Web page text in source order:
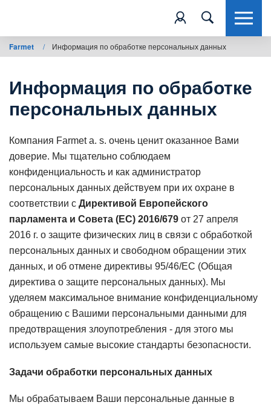
Farmet / Информация по обработке персональных данных
Информация по обработке
персональных данных
Компания Farmet a. s. очень ценит оказанное Вами
доверие. Мы тщательно соблюдаем
конфиденциальность и как администратор
персональных данных действуем при их охране в
соответствии с Директивой Европейского
парламента и Совета (ЕС) 2016/679 от 27 апреля
2016 г. о защите физических лиц в связи с обработкой
персональных данных и свободном обращении этих
данных, и об отмене директивы 95/46/ЕС (Общая
директива о защите персональных данных). Мы
уделяем максимальное внимание конфиденциальному
обращению с Вашими персональными данными для
предотвращения злоупотребления - для этого мы
используем самые высокие стандарты безопасности.
Задачи обработки персональных данных
Мы обрабатываем Ваши персональные данные в